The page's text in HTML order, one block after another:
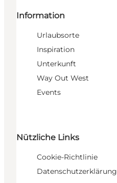
Information
Urlaubsorte
Inspiration
Unterkunft
Way Out West
Events
Nützliche Links
Cookie-Richtlinie
Datenschutzerklärung